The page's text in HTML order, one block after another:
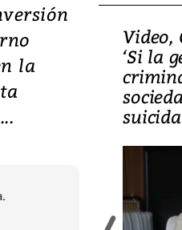
la
Video,
‘Si la